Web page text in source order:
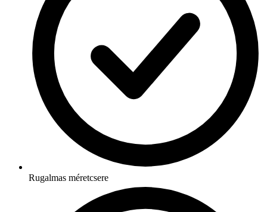
Rugalmas méretcsere